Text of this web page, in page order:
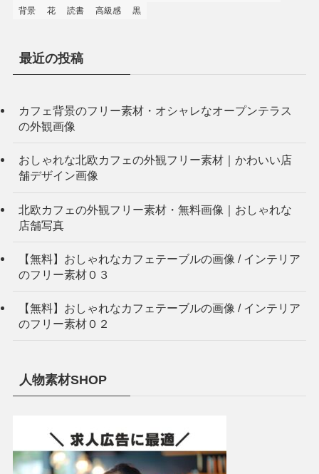
背景
花 読書 高級感 黒
最近の投稿
カフェ背景のフリー素材・オシャレなオープンテラス
の外観画像
おしゃれな北欧カフェの外観フリー素材｜かわいい店
舗デザイン画像
北欧カフェの外観フリー素材・無料画像｜おしゃれな
店舗写真
【無料】おしゃれなカフェテーブルの画像 / インテリア
のフリー素材０３
【無料】おしゃれなカフェテーブルの画像 / インテリア
のフリー素材０２
人物素材SHOP